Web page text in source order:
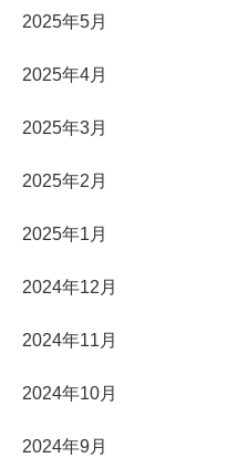
2025年5月
2025年4月
2025年3月
2025年2月
2025年1月
2024年12月
2024年11月
2024年10月
2024年9月